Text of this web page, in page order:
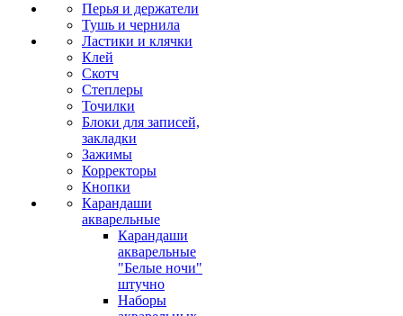
Перья и держатели
Тушь и чернила
Ластики и клячки
Клей
Скотч
Степлеры
Точилки
Блоки для записей,
закладки
Зажимы
Корректоры
Кнопки
Карандаши
акварельные
Карандаши
акварельные
"Белые ночи"
штучно
Наборы